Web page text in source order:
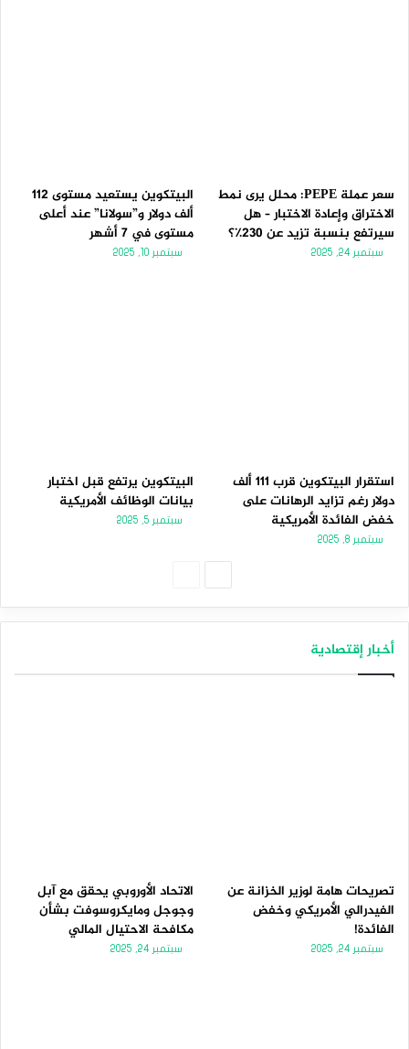
سعر عملة PEPE: محلل يرى نمط
الاختراق وإعادة الاختبار – هل
سيرتفع بنسبة تزيد عن 230٪؟
سبتمبر 24, 2025
البيتكوين يستعيد مستوى 112
ألف دولار و”سولانا” عند أعلى
مستوى في 7 أشهر
سبتمبر 10, 2025
استقرار البيتكوين قرب 111 ألف
دولار رغم تزايد الرهانات على
خفض الفائدة الأمريكية
سبتمبر 8, 2025
البيتكوين يرتفع قبل اختبار
بيانات الوظائف الأمريكية
سبتمبر 5, 2025
أخبار إقتصادية
تصريحات هامة لوزير الخزانة عن
الفيدرالي الأمريكي وخفض
الفائدة!
سبتمبر 24, 2025
الاتحاد الأوروبي يحقق مع آبل
وجوجل ومايكروسوفت بشأن
مكافحة الاحتيال المالي
سبتمبر 24, 2025